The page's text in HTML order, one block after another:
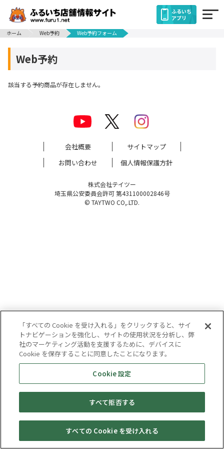
ふるいち
アプリ
ホーム
Web予約 Web予約フォーム
Web予約
該当する予約商品が存在しません。
会社概要
サイトマップ
お問い合わせ
個人情報保護方針
株式会社テイツー
埼玉県公安委員会許可 第431100002846号
© TAYTWO CO,.LTD.
キャンペーン 店舗一覧 Web予約 買取情報 宅配買取
「すべての Cookie を受け入れる」をクリックすると、サイ
トナビゲーションを強化し、サイトの使用状況を分析し、弊
社のマーケティング活動を支援するために、デバイスに
Cookie を保存することに同意したことになります。
Cookie 設定
すべて拒否する
すべての Cookie を受け入れる